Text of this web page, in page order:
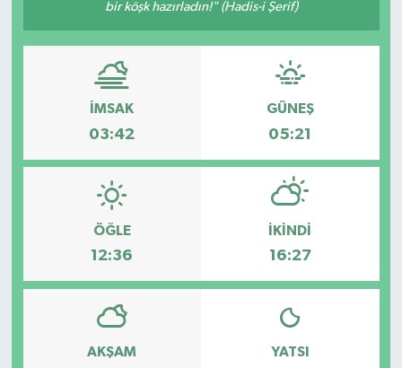
bir köşk hazırladın!" (Hadis-i Şerif)
İMSAK
03:42
GÜNEŞ
05:21
ÖĞLE
12:36
İKINDI
16:27
AKŞAM YATSI